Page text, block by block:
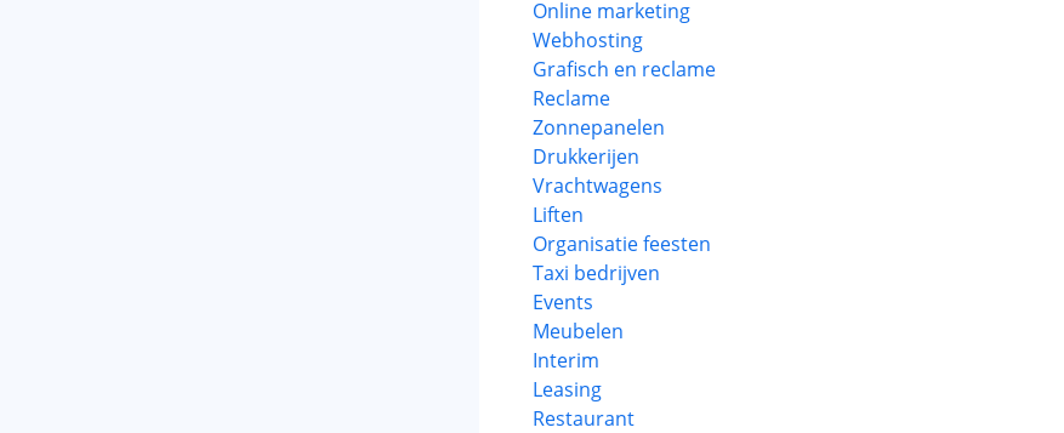
Online marketing
Webhosting
Grafisch en reclame
Reclame
Zonnepanelen
Drukkerijen
Vrachtwagens
Liften
Organisatie feesten
Taxi bedrijven
Events
Meubelen
Interim
Leasing
Restaurant